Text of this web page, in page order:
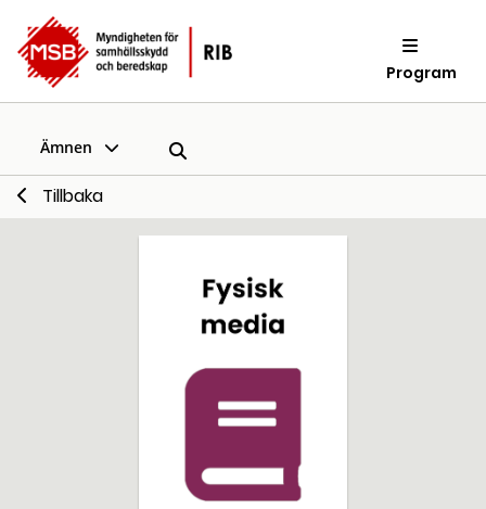
Program
Ämnen
Tillbaka